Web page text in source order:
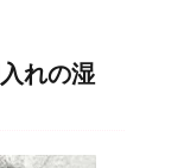
れの湿